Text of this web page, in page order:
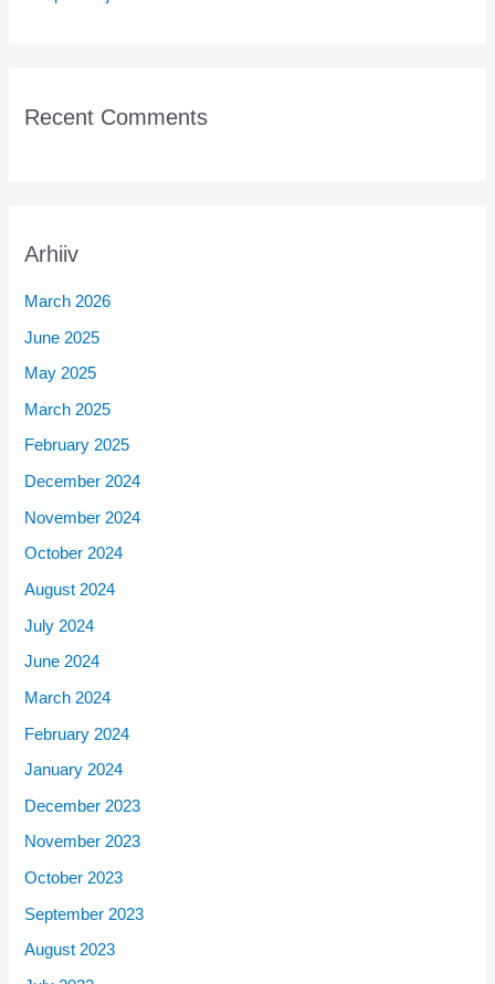
Recent Comments
Arhiiv
March 2026
June 2025
May 2025
March 2025
February 2025
December 2024
November 2024
October 2024
August 2024
July 2024
June 2024
March 2024
February 2024
January 2024
December 2023
November 2023
October 2023
September 2023
August 2023